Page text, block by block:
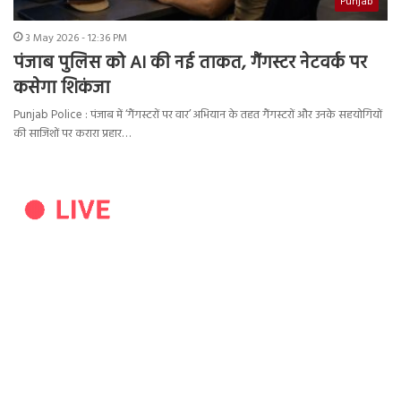
3 May 2026 - 12:36 PM
पंजाब पुलिस को AI की नई ताकत, गैंगस्टर नेटवर्क पर
कसेगा शिकंजा
Punjab Police : पंजाब में ‘गैंगस्टरों पर वार’ अभियान के तहत गैंगस्टरों और उनके सहयोगियों
की साजिशों पर करारा प्रहार…